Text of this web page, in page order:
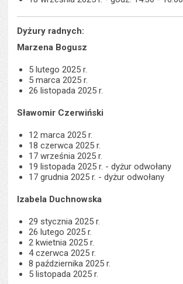
Dyżury radnych:
Marzena Bogusz
5 lutego 2025 r.
5 marca 2025 r.
26 listopada 2025 r.
Sławomir Czerwiński
12 marca 2025 r.
18 czerwca 2025 r.
17 września 2025 r.
19 listopada 2025 r. - dyżur odwołany
17 grudnia 2025 r. - dyżur odwołany
Izabela Duchnowska
29 stycznia 2025 r.
26 lutego 2025 r.
2 kwietnia 2025 r.
4 czerwca 2025 r.
8 października 2025 r.
5 listopada 2025 r.